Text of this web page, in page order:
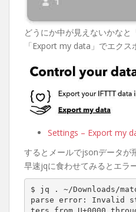
どうにか中が見えないかな
「Export my data」でエクス
Settings – Export my
するとメールでjsonデータが
早速jqに食わせてみるとエラ
$ jq . ~/Downloads/
parse error: Invalid